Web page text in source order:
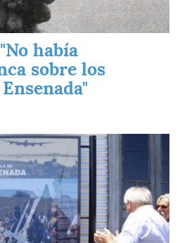
había
sobre los